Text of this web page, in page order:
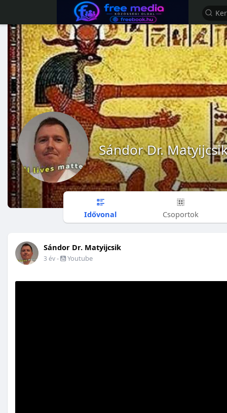
Sándor Dr.
Idővonal Csoportok
Sándor Dr. Matyijcsik
3 év- Youtube